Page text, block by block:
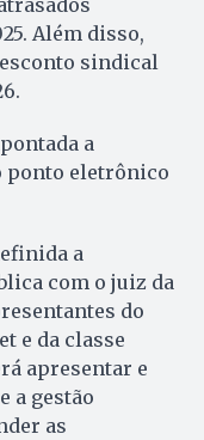
Além disso,
sindical
a
ponto eletrônico
a
com o juiz da
do
e da classe
apresentar e
a gestão
as